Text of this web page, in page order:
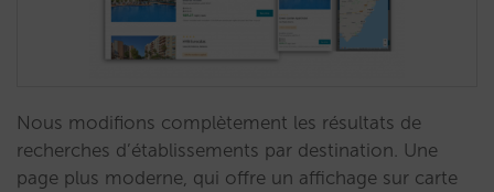
Nous modifions complètement les résultats de
recherches d’établissements par destination. Une
page plus moderne, qui offre un affichage sur carte